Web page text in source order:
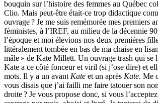
bouquin sur l’histoire des femmes au Québec
Clio. Mais peut-être était-ce trop didactique
ouvrage ? Je me suis remémorée mes premiers
féministes, à l’IREF, au milieu de la décennie
l’époque et moi élevions nos deux premières
littéralement tombée en bas de ma chaise en
mâle » de Kate Millett. Un ouvrage trash qui se
Kate a ce côté fonceur et viril (si j’ose dire) et
mots. Il y a un avant Kate et un après Kate. Me
vous disais que j’ai failli me faire tatouer son
droite ? Je vous propose donc, si vous